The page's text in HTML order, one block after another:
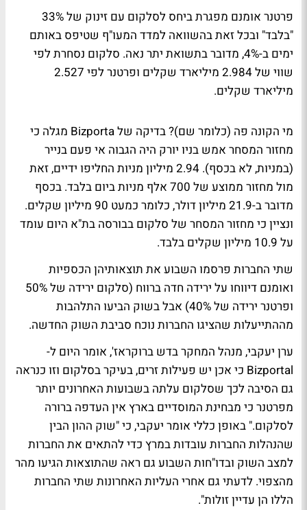
פרטנר אומנם מפגרת ביחס לסלקום עם זינוק של 33%
"בלבד" ובכל זאת בהשוואה למדד המעו"ף שטיפס באותם
ימים ב-4%, מדובר בתשואת יתר נאה. סלקום נסחרת לפי
שווי של 2.984 מיליארד שקלים ופרטנר לפי 2.527
מיליארד שקלים.
מי הקונה פה (כלומר שם)?
בדיקה של Bizporta מגלה כי
מחזור המסחר אמש בניו יורק היה הגבוה אי פעם בנייר
(במניות, לא בכסף). 2.94 מיליון מניות החליפו ידיים, זאת
מול מחזור ממוצע של 700 אלף מניות ביום בלבד. בכסף
מדובר ב-21.9 מיליון דולר, כלומר כמעט 90 מיליון שקלים.
ונציין כי מחזור המסחר של סלקום בבורסה בת"א היום עומד
על 10.9 מיליון שקלים בלבד.
שתי החברות פרסמו השבוע את תוצאותיהן הכספיות
ואומנם דיווחו על ירידה חדה ברווח (סלקום ירידה של 50%
ופרטנר ירידה של 40%) אבל בשוק הביעו התלהבות
מההתייעלות שהציגו החברות נוכח סביבת השוק החדשה.
ערן יעקבי, מנהל המחקר בדש ברוקראז', אומר היום ל-
Bizportal כי אכן יש פעילות זרים, בעיקר בסלקום וזו כנראה
גם הסיבה לכך שסלקום עלתה בשבועות האחרונים יותר
מפרטנר כי מבחינת המוסדיים בארץ אין העדפה ברורה
לסלקום." באופן כללי אומר יעקבי, כי "שוק ההון הבין
שהנהלות החברות עובדות במרץ כדי להתאים את החברות
למצב השוק ובדו"חות השבוע גם ראה שהתוצאות הגיעו מהר
מהצפוי. לדעתי גם אחרי העליות האחרונות שתי החברות
הללו הן עדיין זולות".